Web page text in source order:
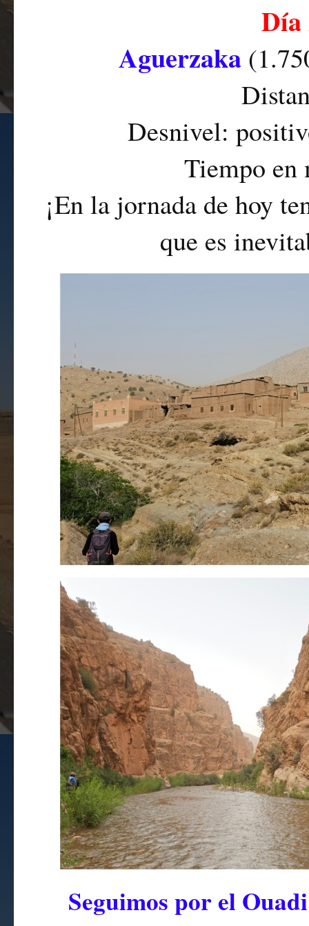
Día
Aguerzaka
Desnivel:
Tiempo
¡En la jornada de hoy
que es
Seguimos por el